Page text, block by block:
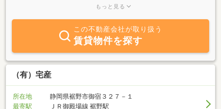
ております。土地・建物の売買、賃貸、仲介のほか、物件の査定も
もっと見る
この不動産会社が取り扱う
賃貸物件を探す
（有）宅産
所在地
静岡県裾野市御宿３２７－１
最寄駅
ＪＲ御殿場線 裾野駅